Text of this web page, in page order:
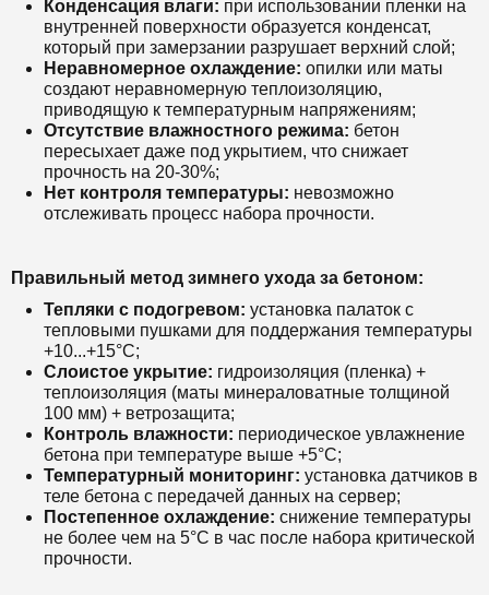
Конденсация влаги: при использовании пленки на
внутренней поверхности образуется конденсат,
который при замерзании разрушает верхний слой;
Неравномерное охлаждение: опилки или маты
создают неравномерную теплоизоляцию,
приводящую к температурным напряжениям;
Отсутствие влажностного режима: бетон
пересыхает даже под укрытием, что снижает
прочность на 20-30%;
Нет контроля температуры: невозможно
отслеживать процесс набора прочности.
Правильный метод зимнего ухода за бетоном:
Тепляки с подогревом: установка палаток с
тепловыми пушками для поддержания температуры
+10...+15°C;
Слоистое укрытие: гидроизоляция (пленка) +
теплоизоляция (маты минераловатные толщиной
100 мм) + ветрозащита;
Контроль влажности: периодическое увлажнение
бетона при температуре выше +5°C;
Температурный мониторинг: установка датчиков в
теле бетона с передачей данных на сервер;
Постепенное охлаждение: снижение температуры
не более чем на 5°C в час после набора критической
прочности.